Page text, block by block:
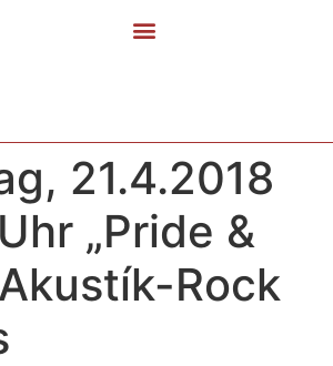
21.4.2018
„Pride &
Rock